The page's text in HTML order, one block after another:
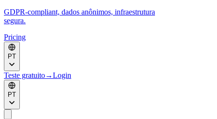
GDPR-compliant, dados anônimos, infraestrutura
segura.
Pricing
PT
Teste gratuito→Login
PT